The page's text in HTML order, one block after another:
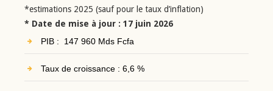
*estimations 2025 (sauf pour le taux d’inflation)
* Date de mise à jour : 17 juin 2026
PIB : 147 960 Mds Fcfa
Taux de croissance : 6,6 %